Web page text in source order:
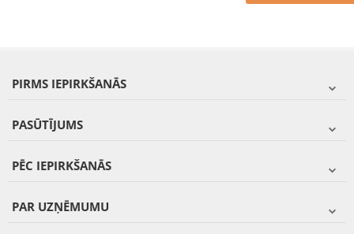
PIRMS IEPIRKŠANĀS
PASŪTĪJUMS
PĒC IEPIRKŠANĀS
PAR UZŅĒMUMU